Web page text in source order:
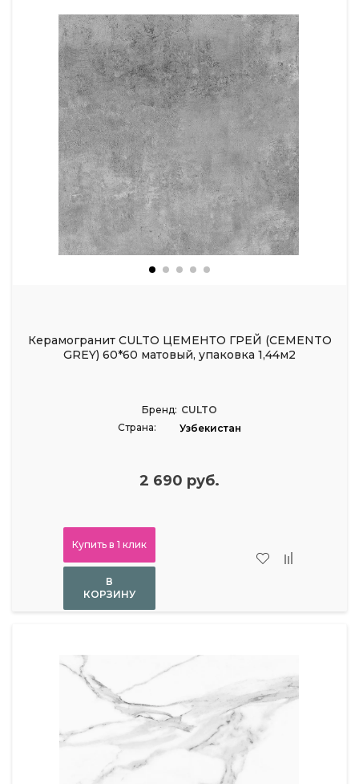
Керамогранит CULTO ЦЕМЕНТО ГРЕЙ (CEMENTO
GREY) 60*60 матовый, упаковка 1,44м2
Бренд: CULTO
Страна:
Узбекистан
2 690 руб.
Купить в 1 клик
В
КОРЗИНУ